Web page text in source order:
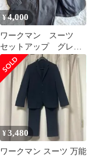
¥4,000
ワークマン スーツ
セットアップ グレ
ー 洗濯可能 ストレ
ッチ 撥水加工 美品
¥3,480
ワークマン スーツ 万能